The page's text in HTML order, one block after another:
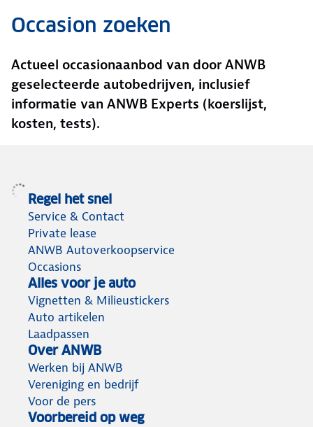
Occasion zoeken
Actueel occasionaanbod van door ANWB
geselecteerde autobedrijven, inclusief
informatie van ANWB Experts (koerslijst,
kosten, tests).
Regel het snel
Service & Contact
Private lease
ANWB Autoverkoopservice
Occasions
Alles voor je auto
Vignetten & Milieustickers
Auto artikelen
Laadpassen
Over ANWB
Werken bij ANWB
Vereniging en bedrijf
Voor de pers
Voorbereid op weg